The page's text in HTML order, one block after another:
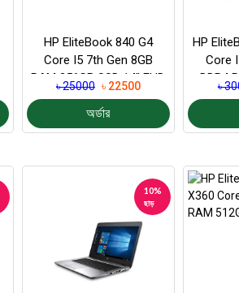
HP EliteBook 840 G4
Core I5 7th Gen 8GB
RAM 256GB SSD 14″ FHD
Display (Non Touch...
৳ 25000 ৳ 22500
অর্ডার
HP
Core
DDR4
৳
10%
ছাড়